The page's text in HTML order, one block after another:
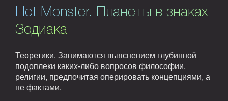
Het Monster. Планеты в знаках
Зодиака
Теоретики. Занимаются выяснением глубинной
подоплеки каких-либо вопросов философии,
религии, предпочитая оперировать концепциями, а
не фактами.